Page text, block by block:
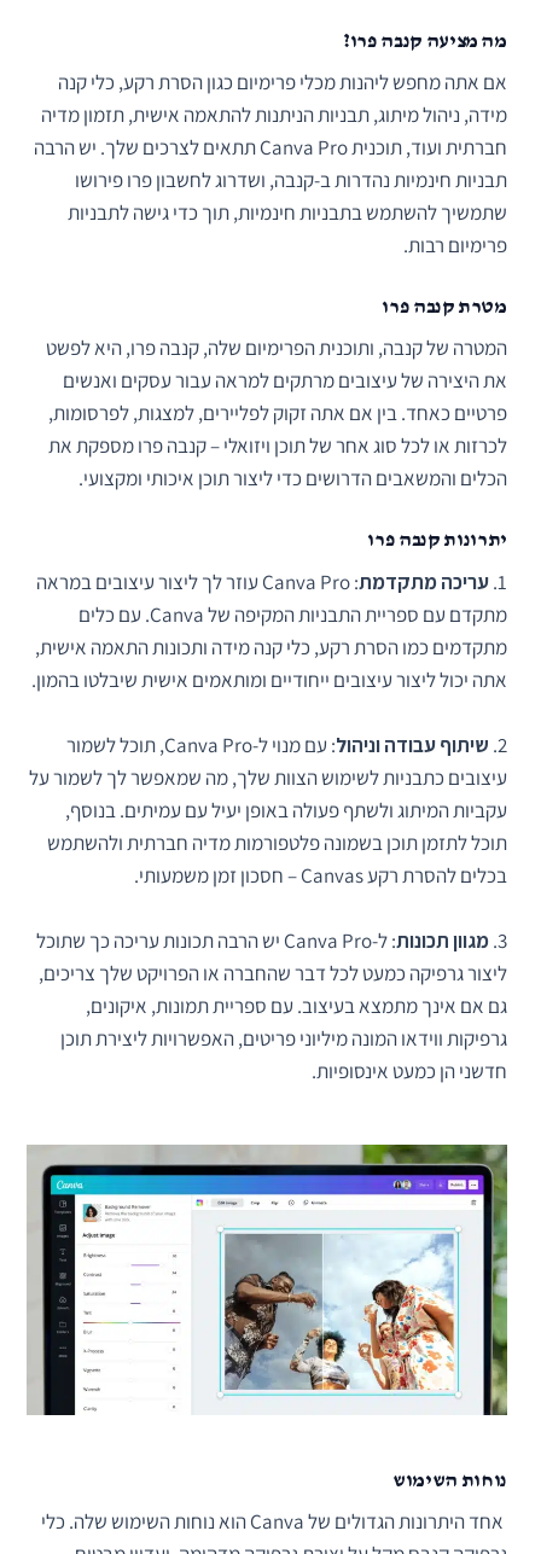
מה מציעה קנבה פרו?
אם אתה מחפש ליהנות מכלי פרימיום כגון הסרת רקע, כלי קנה
מידה, ניהול מיתוג, תבניות הניתנות להתאמה אישית, תזמון מדיה
חברתית ועוד, תוכנית Canva Pro תתאים לצרכים שלך. יש הרבה
תבניות חינמיות נהדרות ב-קנבה, ושדרוג לחשבון פרו פירושו
שתמשיך להשתמש בתבניות חינמיות, תוך כדי גישה לתבניות
פרימיום רבות.
מטרת קנבה פרו
המטרה של קנבה, ותוכנית הפרימיום שלה, קנבה פרו, היא לפשט
את היצירה של עיצובים מרתקים למראה עבור עסקים ואנשים
פרטיים כאחד. בין אם אתה זקוק לפליירים, למצגות, לפרסומות,
לכרזות או לכל סוג אחר של תוכן ויזואלי – קנבה פרו מספקת את
הכלים והמשאבים הדרושים כדי ליצור תוכן איכותי ומקצועי.
יתרונות קנבה פרו
1. עריכה מתקדמת
: Canva Pro עוזר לך ליצור עיצובים במראה
מתקדם עם ספריית התבניות המקיפה של Canva. עם כלים
מתקדמים כמו הסרת רקע, כלי קנה מידה ותכונות התאמה אישית,
אתה יכול ליצור עיצובים ייחודיים ומותאמים אישית שיבלטו בהמון.
2. שיתוף עבודה וניהול
: עם מנוי ל-Canva Pro, תוכל לשמור
עיצובים כתבניות לשימוש הצוות שלך, מה שמאפשר לך לשמור על
עקביות המיתוג ולשתף פעולה באופן יעיל עם עמיתים. בנוסף,
תוכל לתזמן תוכן בשמונה פלטפורמות מדיה חברתית ולהשתמש
בכלים להסרת רקע Canvas – חסכון זמן משמעותי.
3. מגוון תכונות
: ל-Canva Pro יש הרבה תכונות עריכה כך שתוכל
ליצור גרפיקה כמעט לכל דבר שהחברה או הפרויקט שלך צריכים,
גם אם אינך מתמצא בעיצוב. עם ספריית תמונות, איקונים,
גרפיקות ווידאו המונה מיליוני פריטים, האפשרויות ליצירת תוכן
חדשני הן כמעט אינסופיות.
נוחות השימוש
אחד היתרונות הגדולים של Canva הוא נוחות השימוש שלה. כלי